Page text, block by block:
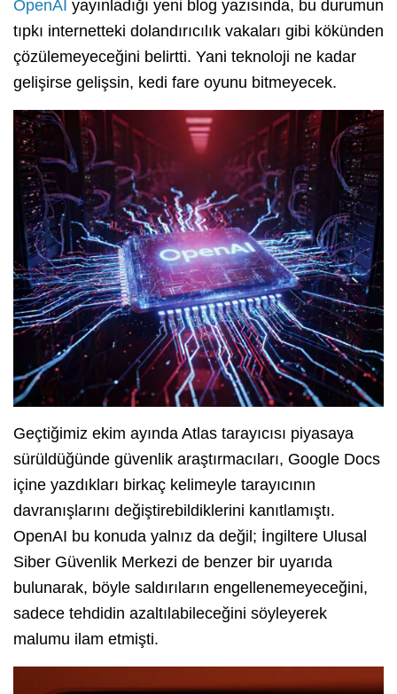
OpenAI yayınladığı yeni blog yazısında, bu durumun
tıpkı internetteki dolandırıcılık vakaları gibi kökünden
çözülemeyeceğini belirtti. Yani teknoloji ne kadar
gelişirse gelişsin, kedi fare oyunu bitmeyecek.
Geçtiğimiz ekim ayında Atlas tarayıcısı piyasaya
sürüldüğünde güvenlik araştırmacıları, Google Docs
içine yazdıkları birkaç kelimeyle tarayıcının
davranışlarını değiştirebildiklerini kanıtlamıştı.
OpenAI bu konuda yalnız da değil; İngiltere Ulusal
Siber Güvenlik Merkezi de benzer bir uyarıda
bulunarak, böyle saldırıların engellenemeyeceğini,
sadece tehdidin azaltılabileceğini söyleyerek
malumu ilam etmişti.